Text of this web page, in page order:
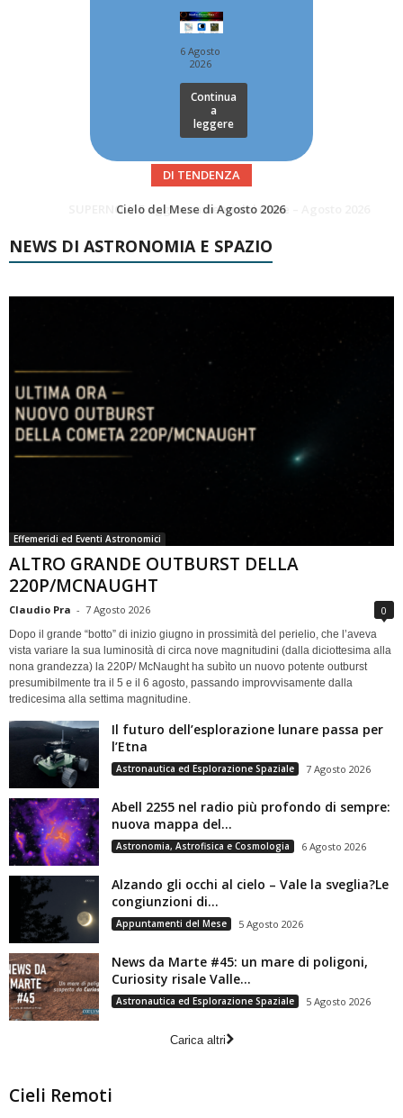
6 Agosto
2026
Continua
a
leggere
DI TENDENZA
SUPERNOVAE aggiornamenti del mese – Agosto 2026
Le Comete del mese di Agosto: LA 10P/TEMPEL AL PERIELIO
NEWS DI ASTRONOMIA E SPAZIO
Effemeridi ed Eventi Astronomici
ALTRO GRANDE OUTBURST DELLA
220P/MCNAUGHT
Claudio Pra - 7 Agosto 2026 0
Dopo il grande “botto” di inizio giugno in prossimità del perielio, che l’aveva
vista variare la sua luminosità di circa nove magnitudini (dalla diciottesima alla
nona grandezza) la 220P/ McNaught ha subìto un nuovo potente outburst
presumibilmente tra il 5 e il 6 agosto, passando improvvisamente dalla
tredicesima alla settima magnitudine.
Il futuro dell’esplorazione lunare passa per
l’Etna
Astronautica ed Esplorazione Spaziale 7 Agosto 2026
Abell 2255 nel radio più profondo di sempre:
nuova mappa del...
Astronomia, Astrofisica e Cosmologia 6 Agosto 2026
Alzando gli occhi al cielo – Vale la sveglia?Le
congiunzioni di...
Appuntamenti del Mese 5 Agosto 2026
News da Marte #45: un mare di poligoni,
Curiosity risale Valle...
Astronautica ed Esplorazione Spaziale 5 Agosto 2026
Carica altri
Cieli Remoti